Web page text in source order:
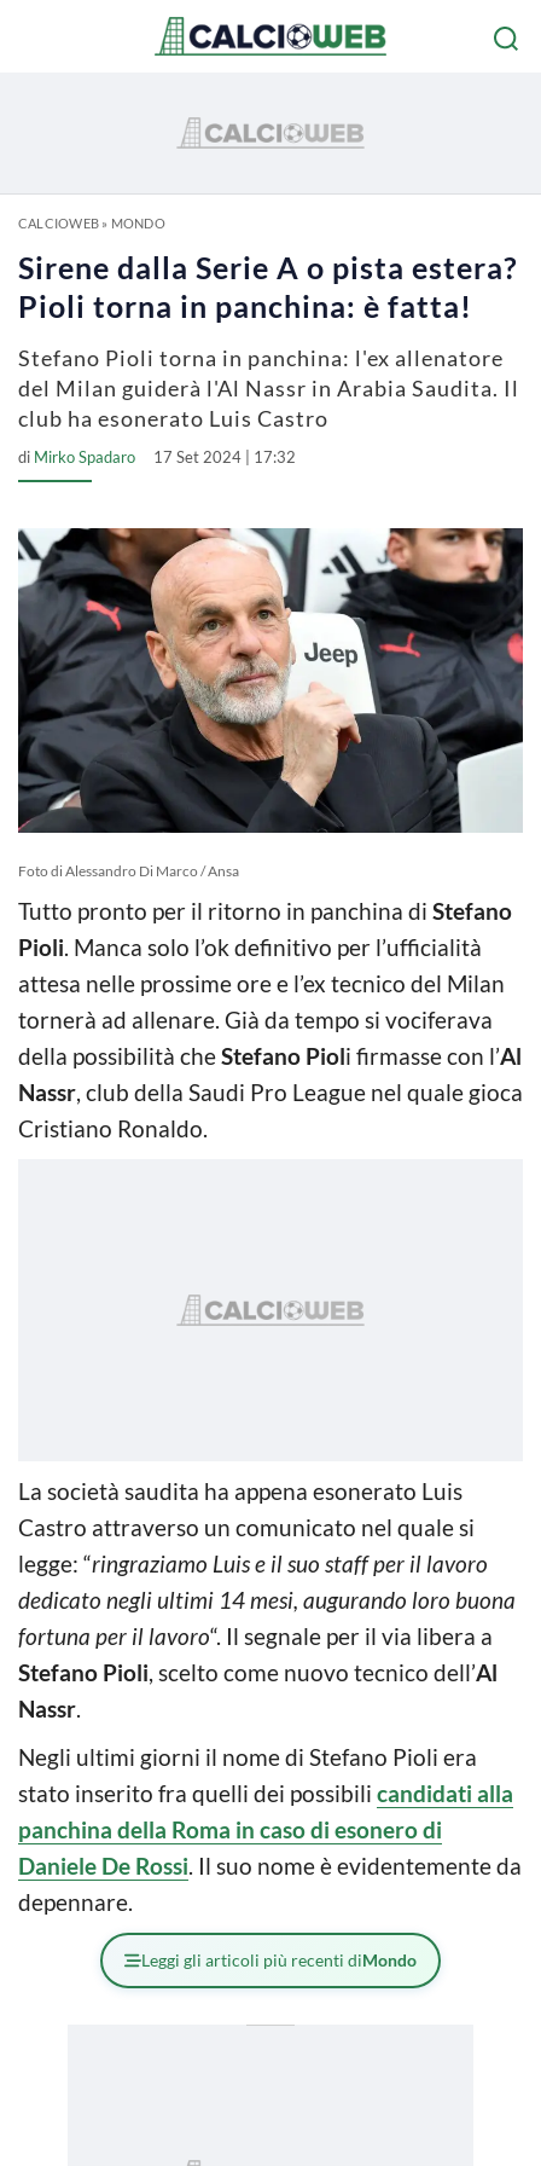
CALCIOWEB» MONDO
Sirene dalla Serie A o pista estera?
Pioli torna in panchina: è fatta!
Stefano Pioli torna in panchina: l'ex allenatore
del Milan guiderà l'Al Nassr in Arabia Saudita. Il
club ha esonerato Luis Castro
di Mirko Spadaro 17 Set 2024 | 17:32
Foto di Alessandro Di Marco / Ansa
Tutto pronto per il ritorno in panchina di Stefano
Pioli. Manca solo l’ok definitivo per l’ufficialità
attesa nelle prossime ore e l’ex tecnico del Milan
tornerà ad allenare. Già da tempo si vociferava
della possibilità cheStefano Pioli firmasse con l’Al
Nassr, club della Saudi Pro League nel quale gioca
Cristiano Ronaldo.
La società saudita ha appena esonerato Luis
Castro attraverso un comunicato nel quale si
legge: “ringraziamo Luis e il suo staff per il lavoro
dedicato negli ultimi 14 mesi, augurando loro buona
fortuna per il lavoro“. Il segnale per il via libera a
Stefano Pioli, scelto come nuovo tecnico dell’Al
Nassr.
Negli ultimi giorni il nome di Stefano Pioli era
stato inserito fra quelli dei possibili candidati alla
panchina della Roma in caso di esonero di
Daniele De Rossi. Il suo nome è evidentemente da
depennare.
Leggi gli articoli più recenti diMondo